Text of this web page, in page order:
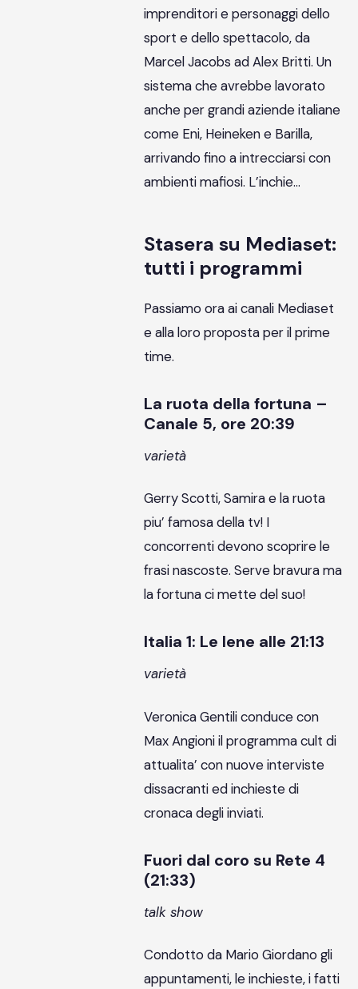
imprenditori e personaggi dello
sport e dello spettacolo, da
Marcel Jacobs ad Alex Britti. Un
sistema che avrebbe lavorato
anche per grandi aziende italiane
come Eni, Heineken e Barilla,
arrivando fino a intrecciarsi con
ambienti mafiosi. L’inchie…
Stasera su Mediaset:
tutti i programmi
Passiamo ora ai canali Mediaset
e alla loro proposta per il prime
time.
La ruota della fortuna –
Canale 5, ore 20:39
varietà
Gerry Scotti, Samira e la ruota
piu’ famosa della tv! I
concorrenti devono scoprire le
frasi nascoste. Serve bravura ma
la fortuna ci mette del suo!
Italia 1: Le Iene alle 21:13
varietà
Veronica Gentili conduce con
Max Angioni il programma cult di
attualita’ con nuove interviste
dissacranti ed inchieste di
cronaca degli inviati.
Fuori dal coro su Rete 4
(21:33)
talk show
Condotto da Mario Giordano gli
appuntamenti, le inchieste, i fatti